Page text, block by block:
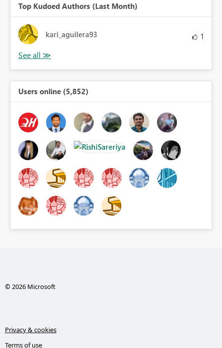
Top Kudoed Authors (Last Month)
kari_aguilera93 1
Users online (5,852)
© 2026 Microsoft
Privacy & cookies
Terms of use